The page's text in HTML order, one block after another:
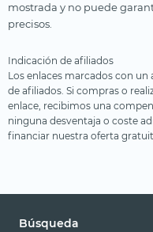
mostrada y no puede
precisos.
Indicación de afiliados
Los enlaces marcados con un
de afiliados. Si compras o
enlace, recibimos una
ninguna desventaja o coste
financiar nuestra oferta
Búsqueda